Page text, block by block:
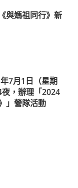
與媽祖同行》新
7月1日（星期
，辦理「2024
」營隊活動